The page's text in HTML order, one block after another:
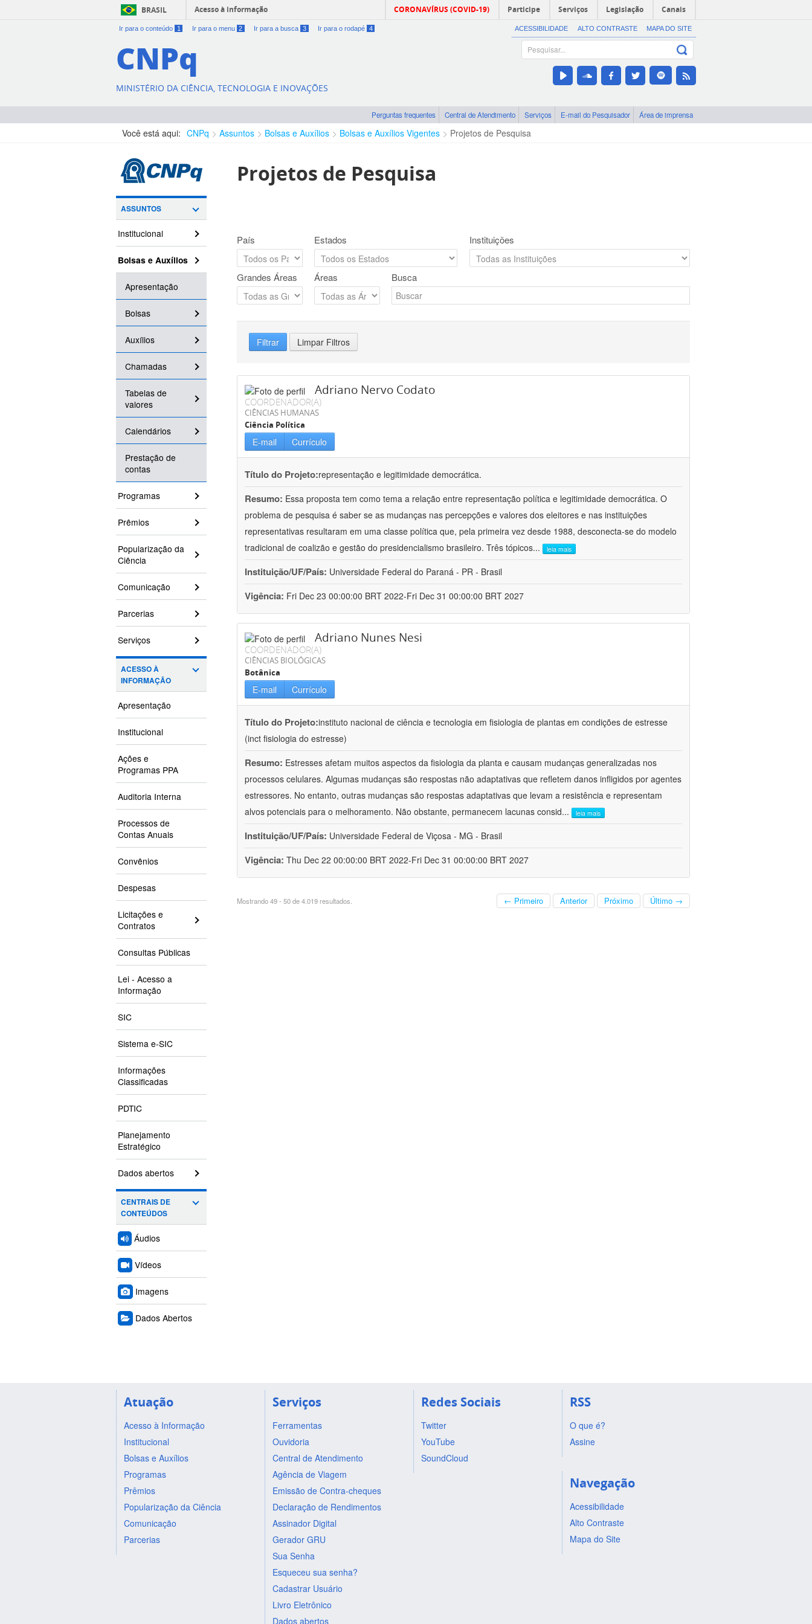
BRASIL Acesso à informação CORONAVÍRUS (COVID-19) Participe Serviços Legislação Canais
Ir para o conteúdo 1 Ir para o menu 2 Ir para a busca 3 Ir para o rodapé 4 ACESSIBILIDADE ALTO CONTRASTE MAPA DO SITE
CNPq
MINISTÉRIO DA CIÊNCIA, TECNOLOGIA E INOVAÇÕES
Perguntas frequentes Central de Atendimento Serviços E-mail do Pesquisador Área de imprensa
Você está aqui: CNPq Assuntos Bolsas e Auxílios Bolsas e Auxílios Vigentes Projetos de Pesquisa
ASSUNTOS
Institucional
Bolsas e Auxílios
Apresentação
Bolsas
Auxílios
Chamadas
Tabelas de
valores
Calendários
Prestação de
contas
Programas
Prêmios
Popularização da
Ciência
Comunicação
Parcerias
Serviços
ACESSO À
INFORMAÇÃO
Apresentação
Institucional
Ações e
Programas PPA
Auditoria Interna
Processos de
Contas Anuais
Convênios
Despesas
Licitações e
Contratos
Consultas Públicas
Lei - Acesso a
Informação
SIC
Sistema e-SIC
Informações
Classificadas
PDTIC
Planejamento
Estratégico
Dados abertos
CENTRAIS DE
CONTEÚDOS
Áudios
Vídeos
Imagens
Dados Abertos
Projetos de Pesquisa
País Estados Instituições
Grandes Áreas Áreas Busca
Filtrar Limpar Filtros
Adriano Nervo Codato
COORDENADOR(A)
CIÊNCIAS HUMANAS
Ciência Política
E-mail Currículo
Título do Projeto:representação e legitimidade democrática.
Resumo: Essa proposta tem como tema a relação entre representação política e legitimidade democrática. O
problema de pesquisa é saber se as mudanças nas percepções e valores dos eleitores e nas instituições
representativas resultaram em uma classe política que, pela primeira vez desde 1988, desconecta-se do modelo
tradicional de coalizão e gestão do presidencialismo brasileiro. Três tópicos... leia mais
Instituição/UF/País: Universidade Federal do Paraná - PR - Brasil
Vigência: Fri Dec 23 00:00:00 BRT 2022-Fri Dec 31 00:00:00 BRT 2027
Adriano Nunes Nesi
COORDENADOR(A)
CIÊNCIAS BIOLÓGICAS
Botânica
E-mail Currículo
Título do Projeto:instituto nacional de ciência e tecnologia em fisiologia de plantas em condições de estresse
(inct fisiologia do estresse)
Resumo: Estresses afetam muitos aspectos da fisiologia da planta e causam mudanças generalizadas nos
processos celulares. Algumas mudanças são respostas não adaptativas que refletem danos infligidos por agentes
estressores. No entanto, outras mudanças são respostas adaptativas que levam a resistência e representam
alvos potenciais para o melhoramento. Não obstante, permanecem lacunas consid... leia mais
Instituição/UF/País: Universidade Federal de Viçosa - MG - Brasil
Vigência: Thu Dec 22 00:00:00 BRT 2022-Fri Dec 31 00:00:00 BRT 2027
Mostrando 49 - 50 de 4.019 resultados. ← Primeiro Anterior Próximo Último →
Atuação
Acesso à Informação
Institucional
Bolsas e Auxílios
Programas
Prêmios
Popularização da Ciência
Comunicação
Parcerias
Serviços
Ferramentas
Ouvidoria
Central de Atendimento
Agência de Viagem
Emissão de Contra-cheques
Declaração de Rendimentos
Assinador Digital
Gerador GRU
Sua Senha
Esqueceu sua senha?
Cadastrar Usuário
Livro Eletrônico
Dados abertos
Redes Sociais
Twitter
YouTube
SoundCloud
RSS
O que é?
Assine
Navegação
Acessibilidade
Alto Contraste
Mapa do Site